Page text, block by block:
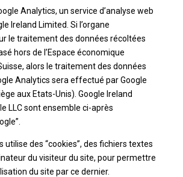
Analytics, un service d’analyse web
Ireland Limited. Si l’organe
le traitement des données récoltées
hors de l’Espace économique
alors le traitement des données
Analytics sera effectué par Google
aux Etats-Unis). Google Ireland
LLC sont ensemble ci-après
utilise des “cookies”, des fichiers textes
du visiteur du site, pour permettre
du site par ce dernier.